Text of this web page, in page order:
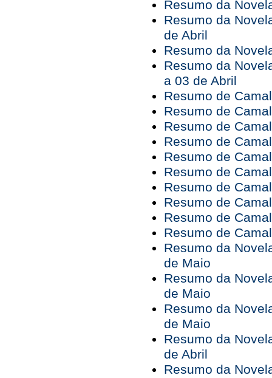
Resumo da
Resumo da
de Abril
Resumo da
Resumo da
a 03 de Abril
Resumo de
Resumo de
Resumo de
Resumo de
Resumo de
Resumo de
Resumo de
Resumo de
Resumo de
Resumo de
Resumo da
de Maio
Resumo da
de Maio
Resumo da
de Maio
Resumo da
de Abril
Resumo da